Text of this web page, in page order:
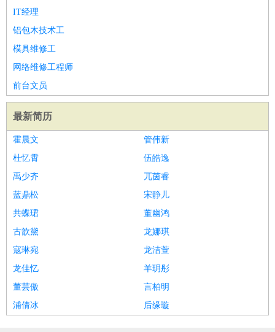
IT经理
铝包木技术工
模具维修工
网络维修工程师
前台文员
最新简历
霍晨文
管伟新
杜忆霄
伍皓逸
禹少齐
兀茵睿
蓝鼎松
宋静儿
共蝶珺
董幽鸿
古歆黛
龙娜琪
寇琳宛
龙洁萱
龙佳忆
羊玥彤
董芸傲
言柏明
浦倩冰
后缘璇